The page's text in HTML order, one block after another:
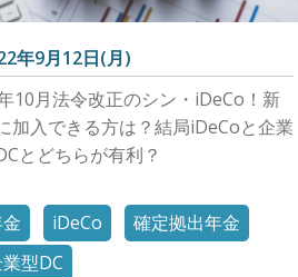
年9月12日(月)
10月法令改正のシン・iDeCo！新
加入できる方は？結局iDeCoと企業
とどちらが有利？
iDeCo
確定拠出年金
型DC